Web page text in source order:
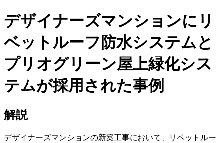
デザイナーズマンションにリ
ベットルーフ防水システムと
プリオグリーン屋上緑化シス
テムが採用された事例
解説
デザイナーズマンションの新築工事において、リベットルー